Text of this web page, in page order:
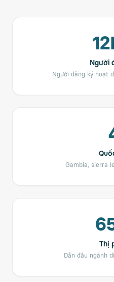
Người
Người đăng ký hoạt
Gambia, sierra
Thị
Dẫn đầu ngành